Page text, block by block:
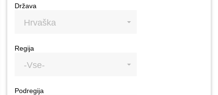
Država
Hrvaška
Regija
-Vse-
Podregija